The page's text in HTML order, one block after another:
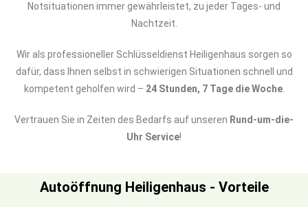
Notsituationen immer gewährleistet, zu jeder Tages- und
Nachtzeit.
Wir als professioneller Schlüsseldienst Heiligenhaus sorgen so
dafür, dass Ihnen selbst in schwierigen Situationen schnell und
kompetent geholfen wird – 24 Stunden, 7 Tage die Woche.
Vertrauen Sie in Zeiten des Bedarfs auf unseren Rund-um-die-
Uhr Service!
Autoöffnung Heiligenhaus - Vorteile